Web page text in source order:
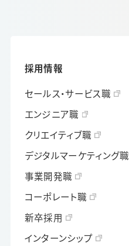
採用情報
セールス・サービス職
エンジニア職
クリエイティブ職
デジタルマーケティング職
事業開発職
コーポレート職
新卒採用
インターンシップ